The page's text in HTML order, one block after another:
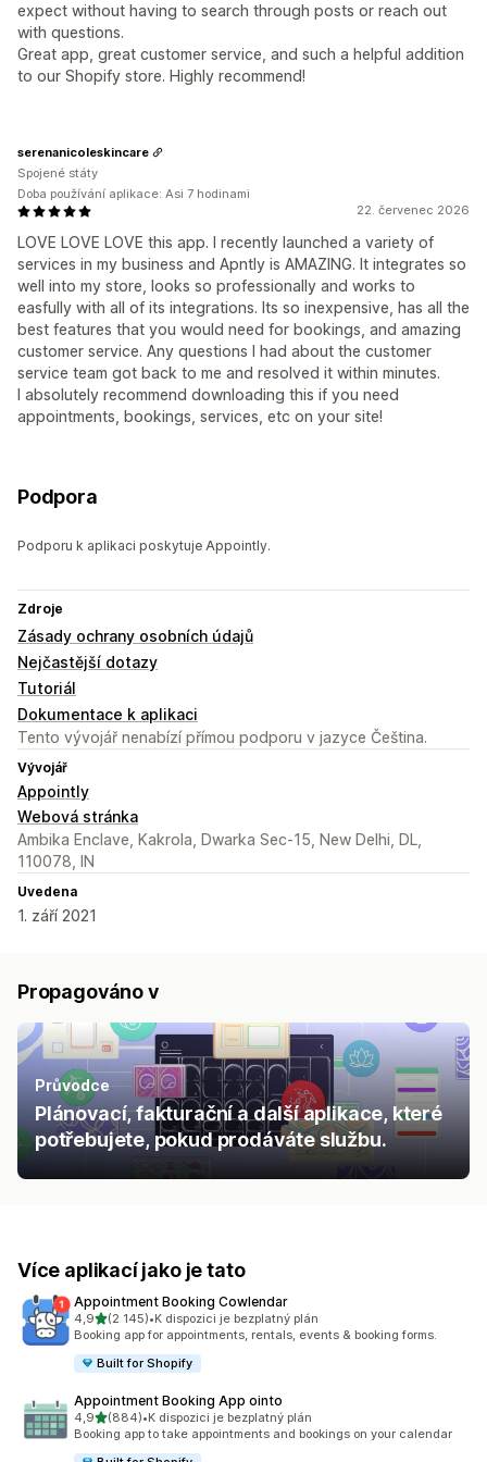
expect without having to search through posts or reach out
with questions.
Great app, great customer service, and such a helpful addition
to our Shopify store. Highly recommend!
22. červenec 2026
LOVE LOVE LOVE this app. I recently launched a variety of
services in my business and Apntly is AMAZING. It integrates so
well into my store, looks so professionally and works to
easfully with all of its integrations. Its so inexpensive, has all the
best features that you would need for bookings, and amazing
customer service. Any questions I had about the customer
service team got back to me and resolved it within minutes.
I absolutely recommend downloading this if you need
appointments, bookings, services, etc on your site!
serenanicoleskincare
Spojené státy
Doba používání aplikace: Asi 7 hodinami
Podpora
Podporu k aplikaci poskytuje Appointly.
Zdroje
Zásady ochrany osobních údajů
Nejčastější dotazy
Tutoriál
Dokumentace k aplikaci
Tento vývojář nenabízí přímou podporu v jazyce Čeština.
Vývojář
Appointly
Webová stránka
Ambika Enclave, Kakrola, Dwarka Sec-15, New Delhi, DL,
110078, IN
Uvedena
1. září 2021
Propagováno v
Průvodce
Plánovací, fakturační a další aplikace, které
potřebujete, pokud prodáváte službu.
Více aplikací jako je tato
Appointment Booking Cowlendar
4,9z 5 hvězd
(2 145)
Celkový počet recenzí: 2145
•K dispozici je bezplatný plán
Booking app for appointments, rentals, events & booking forms.
Built for Shopify
Appointment Booking App ointo
4,9z 5 hvězd
(884)
Celkový počet recenzí: 884
•K dispozici je bezplatný plán
Booking app to take appointments and bookings on your calendar